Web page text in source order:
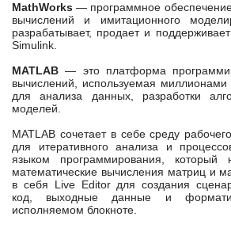
MathWorks — программное
вычислений и имитационного
разрабатывает, продает и
Simulink.
MATLAB — это платформа
вычислений, используемая
для анализа данных, разработки
моделей.
MATLAB сочетает в себе среду
для итеративного анализа и
языком программирования, который
математические вычисления матриц и
в себя Live Editor для создания
код, выходные данные и
исполняемом блокноте.